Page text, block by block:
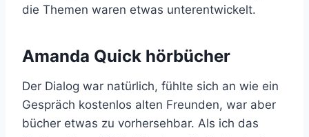
die Themen waren etwas unterentwickelt.
Amanda Quick hörbücher
Der Dialog war natürlich, fühlte sich an wie ein
Gespräch kostenlos alten Freunden, war aber
bücher etwas zu vorhersehbar. Als ich das